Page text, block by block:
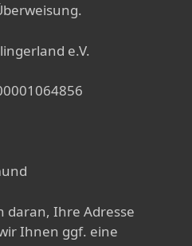
e.V.
daran, Ihre Adresse
Ihnen ggf. eine